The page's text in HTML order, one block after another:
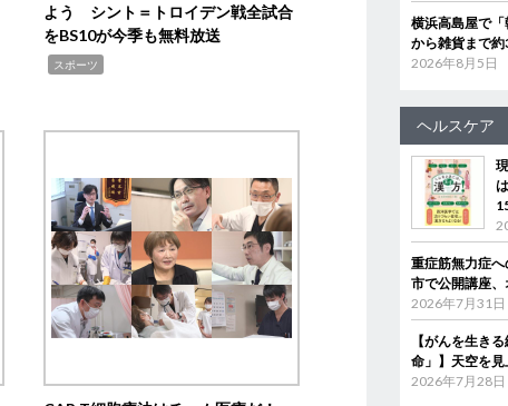
よう シント＝トロイデン戦全試合
をBS10が今季も無料放送
スポーツ
横浜高島屋で
から雑貨まで
2026年8月5日
ヘルスケア
重症筋無力症
市で公開講座
2026年7月31日
【がんを生き
命」】天空を見
2026年7月28日